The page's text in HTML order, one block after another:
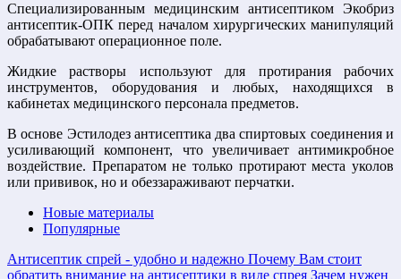
Специализированным медицинским антисептиком Экобриз
антисептик-ОПК перед началом хирургических манипуляций
обрабатывают операционное поле.
Жидкие растворы используют для протирания рабочих
инструментов, оборудования и любых, находящихся в
кабинетах медицинского персонала предметов.
В основе Эстилодез антисептика два спиртовых соединения и
усиливающий компонент, что увеличивает антимикробное
воздействие. Препаратом не только протирают места уколов
или прививок, но и обеззараживают перчатки.
Новые материалы
Популярные
Антисептик спрей - удобно и надежно Почему Вам стоит
обратить внимание на антисептики в виде спрея Зачем нужен